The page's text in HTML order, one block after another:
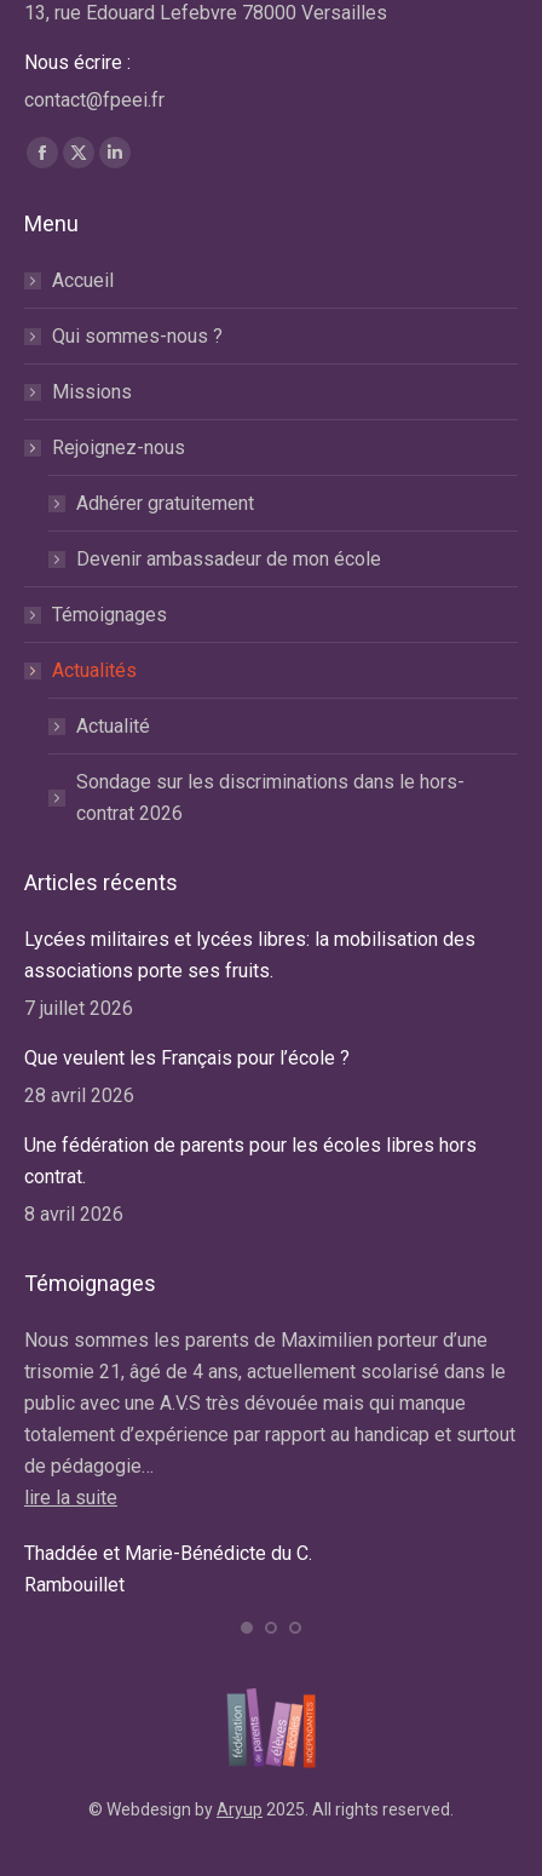
13, rue Edouard Lefebvre 78000 Versailles
Nous écrire :
contact@fpeei.fr
Trouvez nous sur :
La
Facebook
dans
une
fenêtre
La
X
dans
une
fenêtre
La
fenêtre
Menu
Accueil
Qui sommes-nous ?
Missions
Rejoignez-nous
Adhérer gratuitement
Devenir ambassadeur de mon école
Témoignages
Actualités
Actualité
Sondage sur les discriminations dans le hors-
contrat 2026
Articles récents
Lycées militaires et lycées libres: la mobilisation des
associations porte ses fruits.
7 juillet 2026
Que veulent les Français pour l’école ?
28 avril 2026
Une fédération de parents pour les écoles libres hors
contrat.
8 avril 2026
Témoignages
Nous sommes les parents de Maximilien porteur d’une
trisomie 21, âgé de 4 ans, actuellement scolarisé dans le
public avec une A.V.S très dévouée mais qui manque
totalement d’expérience par rapport au handicap et surtout
de pédagogie…
lire la suite
Thaddée et Marie-Bénédicte du C.
Rambouillet
© Webdesign byAryup 2025. All rights reserved.